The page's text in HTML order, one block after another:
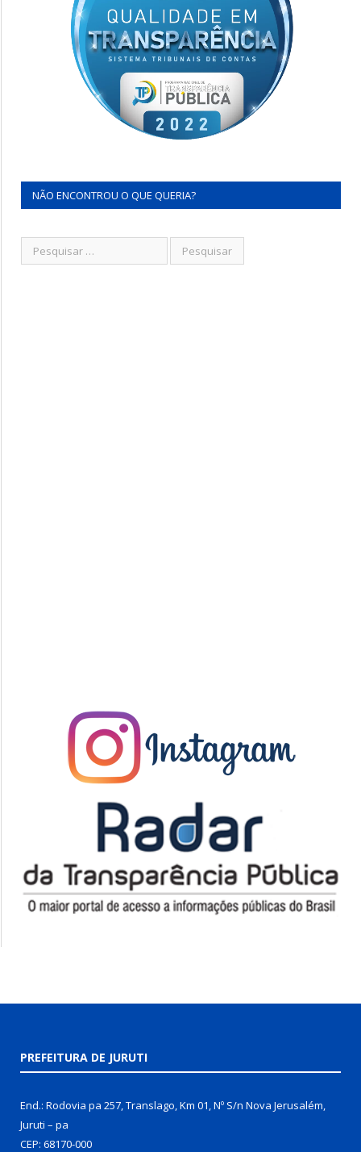
NÃO ENCONTROU O QUE QUERIA?
PREFEITURA DE JURUTI
End.: Rodovia pa 257, Translago, Km 01, Nº S/n Nova Jerusalém,
Juruti – pa
CEP: 68170-000